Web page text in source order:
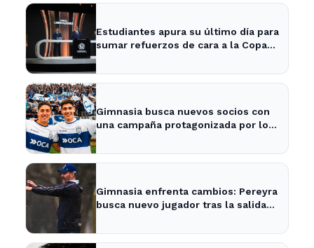
Estudiantes apura su último día para
sumar refuerzos de cara a la Copa
Gimnasia busca nuevos socios con
una campaña protagonizada por los
Gimnasia enfrenta cambios: Pereyra
busca nuevo jugador tras la salida